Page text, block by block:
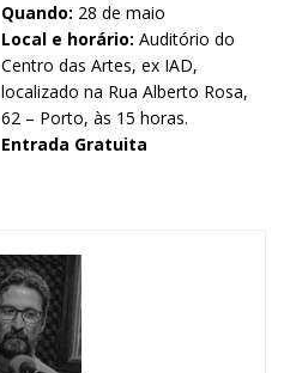
Quando: 28 de maio
Local e horário: Auditório do
Centro das Artes, ex IAD,
localizado na Rua Alberto Rosa,
62 – Porto, às 15 horas.
Entrada Gratuita